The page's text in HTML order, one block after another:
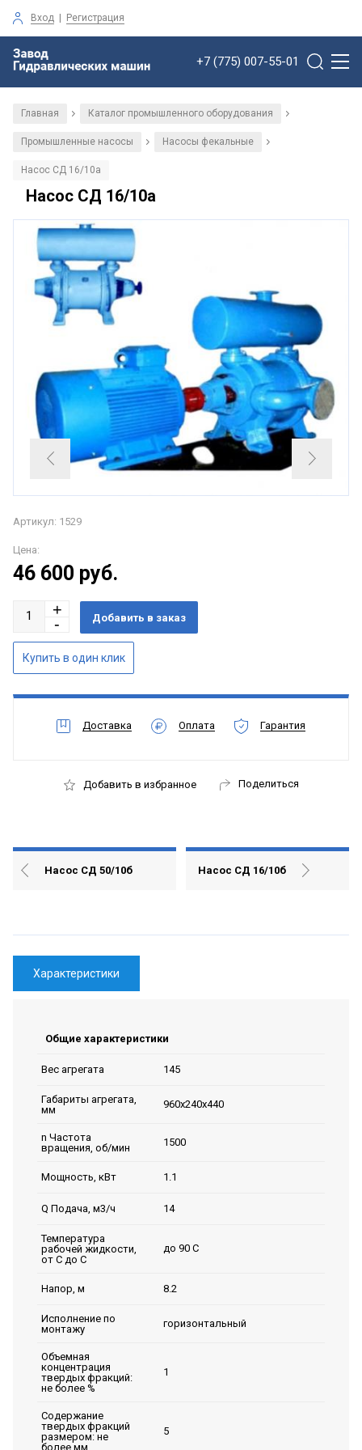
Вход | Регистрация
+7 (775) 007-55-01
Главная / Каталог промышленного оборудования /
Промышленные насосы / Насосы фекальные /
Насос СД 16/10а
Насос СД 16/10а
Артикул: 1529
Цена:
46 600 руб.
Доставка Оплата Гарантия
Добавить в избранное Поделиться
Насос СД 50/10б Насос СД 16/10б
Характеристики
Общие характеристики
Вес агрегата 145
Габариты агрегата,
мм
960х240х440
n Частота
вращения, об/мин
1500
Мощность, кВт 1.1
Q Подача, м3/ч 14
Температура
рабочей жидкости,
от С до С
до 90 С
Напор, м 8.2
Исполнение по
монтажу
горизонтальный
Объемная
концентрация
твердых фракций:
не более %
1
Содержание
твердых фракций
размером: не
более мм
5